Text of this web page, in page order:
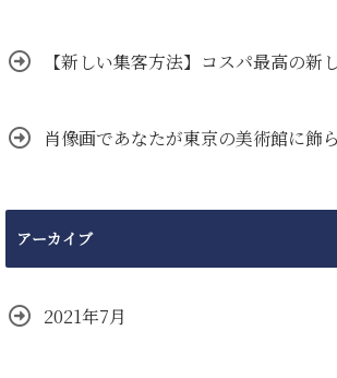
【新しい集客方法】コスパ最高の新
肖像画であなたが東京の美術館に飾
アーカイブ
2021年7月